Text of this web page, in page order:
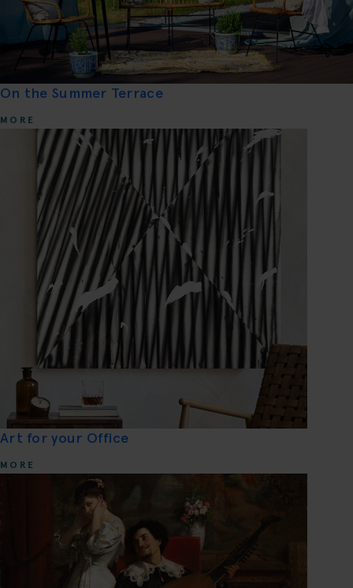
On the Summer Terrace
MORE
Art for your Office
MORE